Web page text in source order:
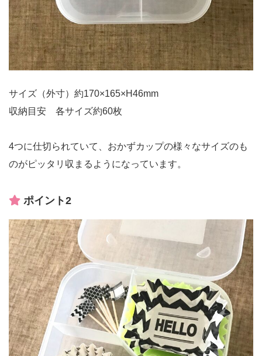
サイズ（外寸）約170×165×H46mm
収納目安 各サイズ約60枚
4つに仕切られていて、おかずカップの様々なサイズのも
のがピッタリ収まるようになっています。
ポイント2